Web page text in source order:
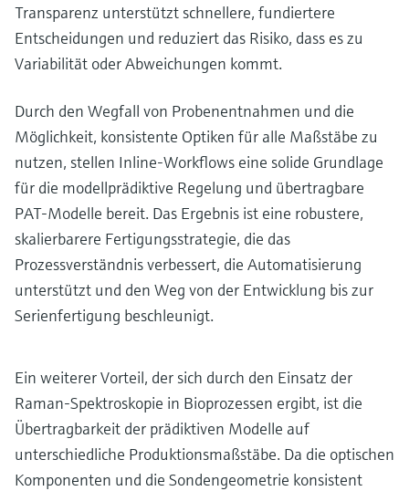
Transparenz unterstützt schnellere, fundiertere
Entscheidungen und reduziert das Risiko, dass es zu
Variabilität oder Abweichungen kommt.
Durch den Wegfall von Probenentnahmen und die
Möglichkeit, konsistente Optiken für alle Maßstäbe zu
nutzen, stellen Inline-Workflows eine solide Grundlage
für die modellprädiktive Regelung und übertragbare
PAT-Modelle bereit. Das Ergebnis ist eine robustere,
skalierbarere Fertigungsstrategie, die das
Prozessverständnis verbessert, die Automatisierung
unterstützt und den Weg von der Entwicklung bis zur
Serienfertigung beschleunigt.
Ein weiterer Vorteil, der sich durch den Einsatz der
Raman-Spektroskopie in Bioprozessen ergibt, ist die
Übertragbarkeit der prädiktiven Modelle auf
unterschiedliche Produktionsmaßstäbe. Da die optischen
Komponenten und die Sondengeometrie konsistent